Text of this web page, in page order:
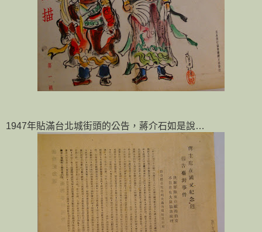
1947年貼滿台北城街頭的公告，蔣介石如是說…